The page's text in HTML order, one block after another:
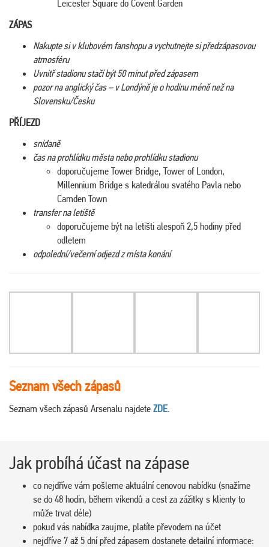
Leicester Square do Covent Garden
ZÁPAS
Nakupte si v klubovém fanshopu a vychutnejte si předzápasovou
atmosféru
Uvnitř stadionu stačí být 50 minut před zápasem
pozor na anglický čas – v Londýně je o hodinu méně než na
Slovensku/Česku
PŘÍJEZD
snídaně
čas na prohlídku města nebo prohlídku stadionu
doporučujeme Tower Bridge, Tower of London,
Millennium Bridge s katedrálou svatého Pavla nebo
Camden Town
transfer na letiště
doporučujeme být na letišti alespoň 2,5 hodiny před
odletem
odpolední/večerní odjezd z místa konání
Seznam všech zápasů
Seznam všech zápasů Arsenalu najdete ZDE.
Jak probíhá účast na zápase
co nejdříve vám pošleme aktuální cenovou nabídku (snažíme
se do 48 hodin, během víkendů a cest za zážitky s klienty to
může trvat déle)
pokud vás nabídka zaujme, platíte převodem na účet
nejdříve 7 až 5 dní před zápasem dostanete detailní informace: